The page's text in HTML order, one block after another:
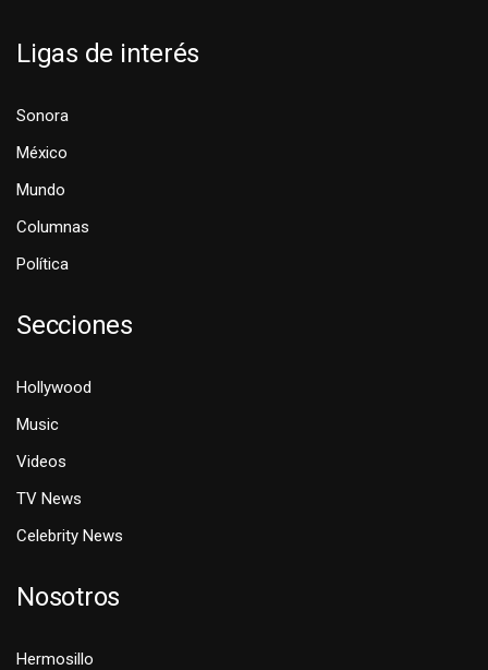
Ligas de interés
Sonora
México
Mundo
Columnas
Política
Secciones
Hollywood
Music
Videos
TV News
Celebrity News
Nosotros
Hermosillo